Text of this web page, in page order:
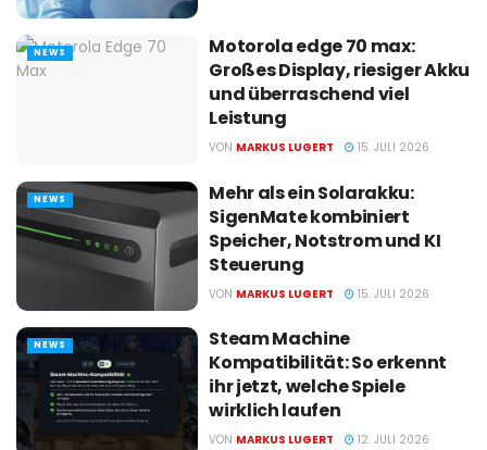
NEWS
Motorola edge 70 max:
Großes Display, riesiger Akku
und überraschend viel
Leistung
VON MARKUS LUGERT 15. JULI 2026
NEWS
Mehr als ein Solarakku:
SigenMate kombiniert
Speicher, Notstrom und KI
Steuerung
VON MARKUS LUGERT 15. JULI 2026
NEWS
Steam Machine
Kompatibilität: So erkennt
ihr jetzt, welche Spiele
wirklich laufen
VON MARKUS LUGERT 12. JULI 2026